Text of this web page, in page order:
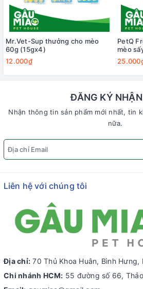
Mr.Vet-Sup thưởng cho mèo
60g (15gx4)
12.000₫
PetQ
mèo
ĐĂNG KÝ
Nhận thông tin sản phẩm mới nhất, tin
nữa.
Liên hệ với chúng tôi
Địa chỉ: 70 Thủ Khoa Huân, Bình Hưng,
Chi nhánh HCM: 55 đường số 66,